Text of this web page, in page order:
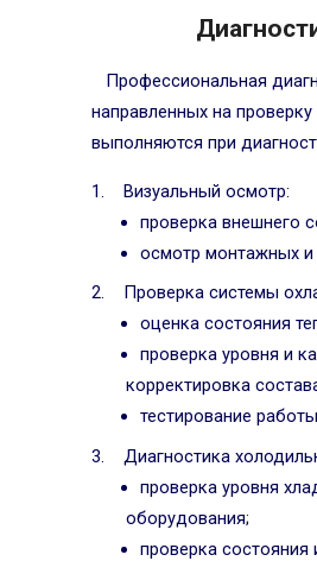
Профессиональная
направленных на
выполняются при
Визуальный осмотр:
проверка внешнего
осмотр монтажных и
Проверка системы
оценка состояния
проверка уровня и
корректировка
тестирование
Диагностика
проверка уровня
оборудования;
проверка